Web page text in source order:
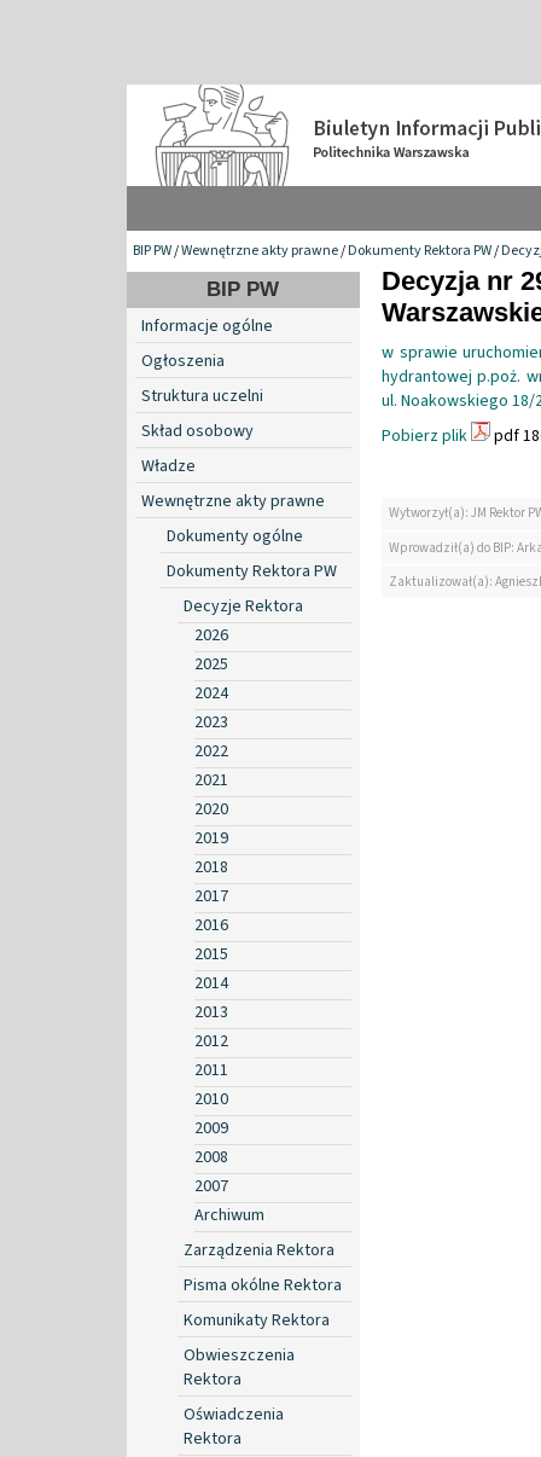
BIP PW/Wewnętrzne akty prawne/Dokumenty Rektora PW/
BIP PW
Informacje ogólne
Ogłoszenia
Struktura uczelni
Skład osobowy
Władze
Wewnętrzne akty prawne
Dokumenty ogólne
Dokumenty Rektora PW
Decyzje Rektora
2026
2025
2024
2023
2022
2021
2020
2019
2018
2017
2016
2015
2014
2013
2012
2011
2010
2009
2008
2007
Archiwum
Zarządzenia Rektora
Pisma okólne Rektora
Komunikaty Rektora
Obwieszczenia
Rektora
Oświadczenia
Rektora
Decyzja nr
w sprawie
hydrantowej p.poż.
ul. Noakowskiego 18/
Pobierz plik
pdf
Wytworzył(a): JM Rektor
Wprowadził(a) do BIP:
Zaktualizował(a):